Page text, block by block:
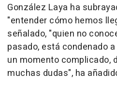
González Laya ha
"entender cómo hemos
señalado, "quien no
pasado, está condenado
un momento complicado,
muchas dudas", ha